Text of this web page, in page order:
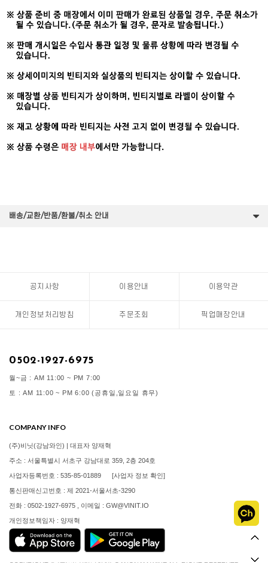
배송/교환/반품/환불/취소 안내
공지사항 이용안내 이용약관
개인정보처리방침 주문조회 픽업매장안내
0502-1927-6975
월~금 : AM 11:00 ~ PM 7:00
토 : AM 11:00 ~ PM 6:00 (공휴일,일요일 휴무)
COMPANY INFO
(주)비닛(강남와인) | 대표자 양재혁
주소 : 서울특별시 서초구 강남대로 359, 2층 204호
사업자등록번호 : 535-85-01889 [사업자 정보 확인]
통신판매신고번호 : 제 2021-서울서초-3290
전화 : 0502-1927-6975 , 이메일 : GW@VINIT.IO
개인정보책임자 : 양재혁